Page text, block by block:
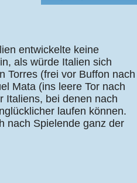
entwickelte keine
als würde Italien sich
Torres (frei vor Buffon nach
Mata (ins leere Tor nach
Italiens, bei denen nach
laufen können.
nach Spielende ganz der